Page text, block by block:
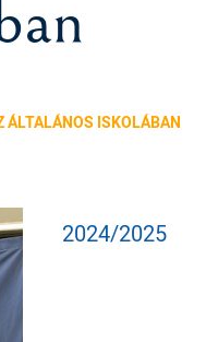
ÁLTALÁNOS ISKOLÁBAN
2024/2025